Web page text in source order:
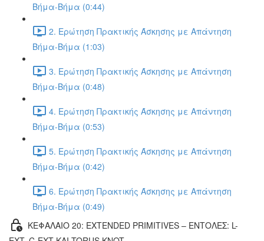
Βήμα-Βήμα (0:44)
2. Ερώτηση Πρακτικής Άσκησης με Απάντηση
Βήμα-Βήμα (1:03)
3. Ερώτηση Πρακτικής Άσκησης με Απάντηση
Βήμα-Βήμα (0:48)
4. Ερώτηση Πρακτικής Άσκησης με Απάντηση
Βήμα-Βήμα (0:53)
5. Ερώτηση Πρακτικής Άσκησης με Απάντηση
Βήμα-Βήμα (0:42)
6. Ερώτηση Πρακτικής Άσκησης με Απάντηση
Βήμα-Βήμα (0:49)
ΚΕΦΑΛΑΙΟ 20: EXTENDED PRIMITIVES – ΕΝΤΟΛΕΣ: L-